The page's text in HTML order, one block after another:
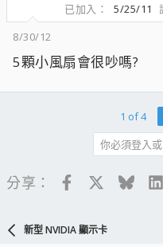
已加入
5/25/11
8/30/12
5顆小風扇會很吵嗎?
1 of 4
你必須登入
分享： Facebook
新型 NVIDIA 顯示卡